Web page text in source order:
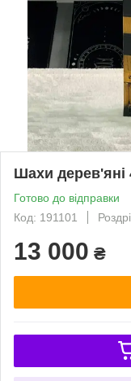
Шахи дерев'яні
Готово до відправки
Код: 191101
13 000 ₴